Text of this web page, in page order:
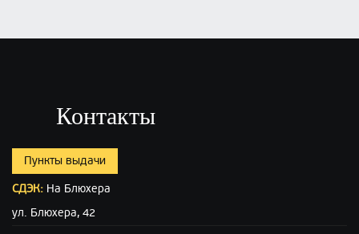
Контакты
Пункты выдачи
СДЭК: На Блюхера
ул. Блюхера, 42